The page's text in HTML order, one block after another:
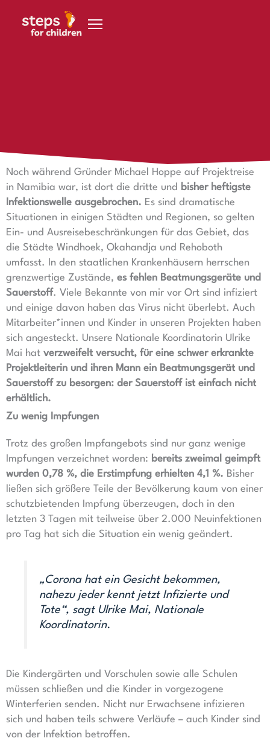
Noch während Gründer Michael Hoppe auf Projektreise
in Namibia war, ist dort die dritte und
bisher heftigste
Infektionswelle ausgebrochen. Es sind dramatische
Situationen in einigen Städten und Regionen, so gelten
Ein- und Ausreisebeschränkungen für das Gebiet, das
die Städte Windhoek, Okahandja und Rehoboth
umfasst. In den staatlichen Krankenhäusern herrschen
grenzwertige Zustände, es fehlen Beatmungsgeräte und
Sauerstoff. Viele Bekannte von mir vor Ort sind infiziert
und einige davon haben das Virus nicht überlebt. Auch
Mitarbeiter*innen und Kinder in unseren Projekten haben
sich angesteckt. Unsere Nationale Koordinatorin Ulrike
Mai hat verzweifelt versucht, für eine schwer erkrankte
Projektleiterin und ihren Mann ein Beatmungsgerät und
Sauerstoff zu besorgen: der Sauerstoff ist einfach nicht
erhältlich.
Zu wenig Impfungen
Trotz des großen Impfangebots sind nur ganz wenige
Impfungen verzeichnet worden: bereits zweimal geimpft
wurden 0,78 %, die Erstimpfung erhielten 4,1 %. Bisher
ließen sich größere Teile der Bevölkerung kaum von einer
schutzbietenden Impfung überzeugen, doch in den
letzten 3 Tagen mit teilweise über 2.000 Neuinfektionen
pro Tag hat sich die Situation ein wenig geändert.
„Corona hat ein Gesicht bekommen,
nahezu jeder kennt jetzt Infizierte und
Tote“, sagt Ulrike Mai, Nationale
Koordinatorin.
Die Kindergärten und Vorschulen sowie alle Schulen
müssen schließen und die Kinder in vorgezogene
Winterferien senden. Nicht nur Erwachsene infizieren
sich und haben teils schwere Verläufe – auch Kinder sind
von der Infektion betroffen.